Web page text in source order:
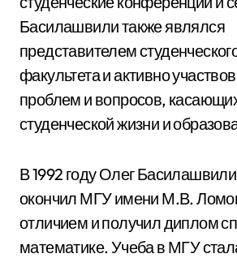
Басилашвили также являлся
представителем
факультета и активно
проблем и вопросов,
студенческой жизни и
В 1992 году Олег
окончил МГУ имени М.В.
отличием и получил диплом
математике. Учеба в МГУ